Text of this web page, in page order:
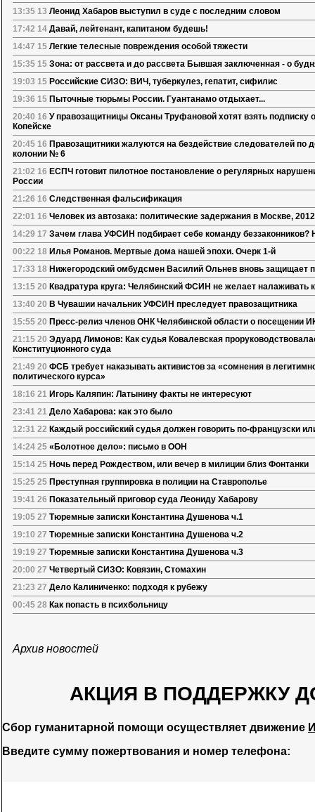
13:35 13 Леонид Хабаров выступил в суде с последним словом
17:42 14 Давай, лейтенант, капитаном будешь!
14:47 15 Легкие телесные повреждения особой тяжести
15:35 15 Зона: от рассвета и до рассвета Бывшая заключенная - о
19:03 15 Российские СИЗО: ВИЧ, туберкулез, гепатит, сифилис
19:36 15 Пыточные тюрьмы России. Гуантанамо отдыхает...
20:40 16 У правозащитницы Оксаны Труфановой хотят взять подписку
Копейске
20:45 16 Правозащитники жалуются на бездействие следователей по
колонии № 6
21:02 16 ЕСПЧ готовит пилотное постановление о регулярных
России
21:26 16 Следственная фальсификация
22:01 16 Человек из автозака: политические задержания в Москве,
14:29 17 Зачем глава УФСИН подбирает себе команду беззаконников?
00:22 18 Илья Романов. Мертвые дома нашей эпохи. Очерк 1-й
17:33 18 Нижегородский омбудсмен Василий Ольнев вновь защищает
13:15 20 Квадратура круга: Челябинский ФСИН не желает налаживать
13:40 20 В Чувашии начальник УФСИН преследует правозащитника
15:55 20 Пресс-релиз членов ОНК Челябинской области о посещении
21:15 20 Эдуард Лимонов: Как судья Ковалевская
Конституционного суда
21:49 20 ФСБ требует наказывать активистов за «сомнения в
политического курса»
18:16 21 Игорь Каляпин: Латынину факты не интересуют
23:41 21 Дело Хабарова: как это было
12:31 22 Каждый российский судья должен говорить по-французски
14:24 25 «Болотное дело»: письмо в ООН
15:14 25 Ночь перед Рождеством, или вечер в милиции близ Фонтанки
15:25 25 Преступная группировка в полиции на Ставрополье
19:41 26 Показательный приговор суда Леониду Хабарову
19:05 27 Тюремные записки Константина Душенова ч.1
19:10 27 Тюремные записки Константина Душенова ч.2
19:19 27 Тюремные записки Константина Душенова ч.3
20:00 27 Четвертый СИЗО: Ковязин, Стомахин
21:23 27 Дело Калиниченко: подходя к рубежу
00:45 28 Как попасть в психбольницу
Архив новостей
АКЦИЯ В ПОДДЕРЖКУ
Сбор гуманитарной помощи осуществляет движение
Введите сумму пожертвования и номер телефона: